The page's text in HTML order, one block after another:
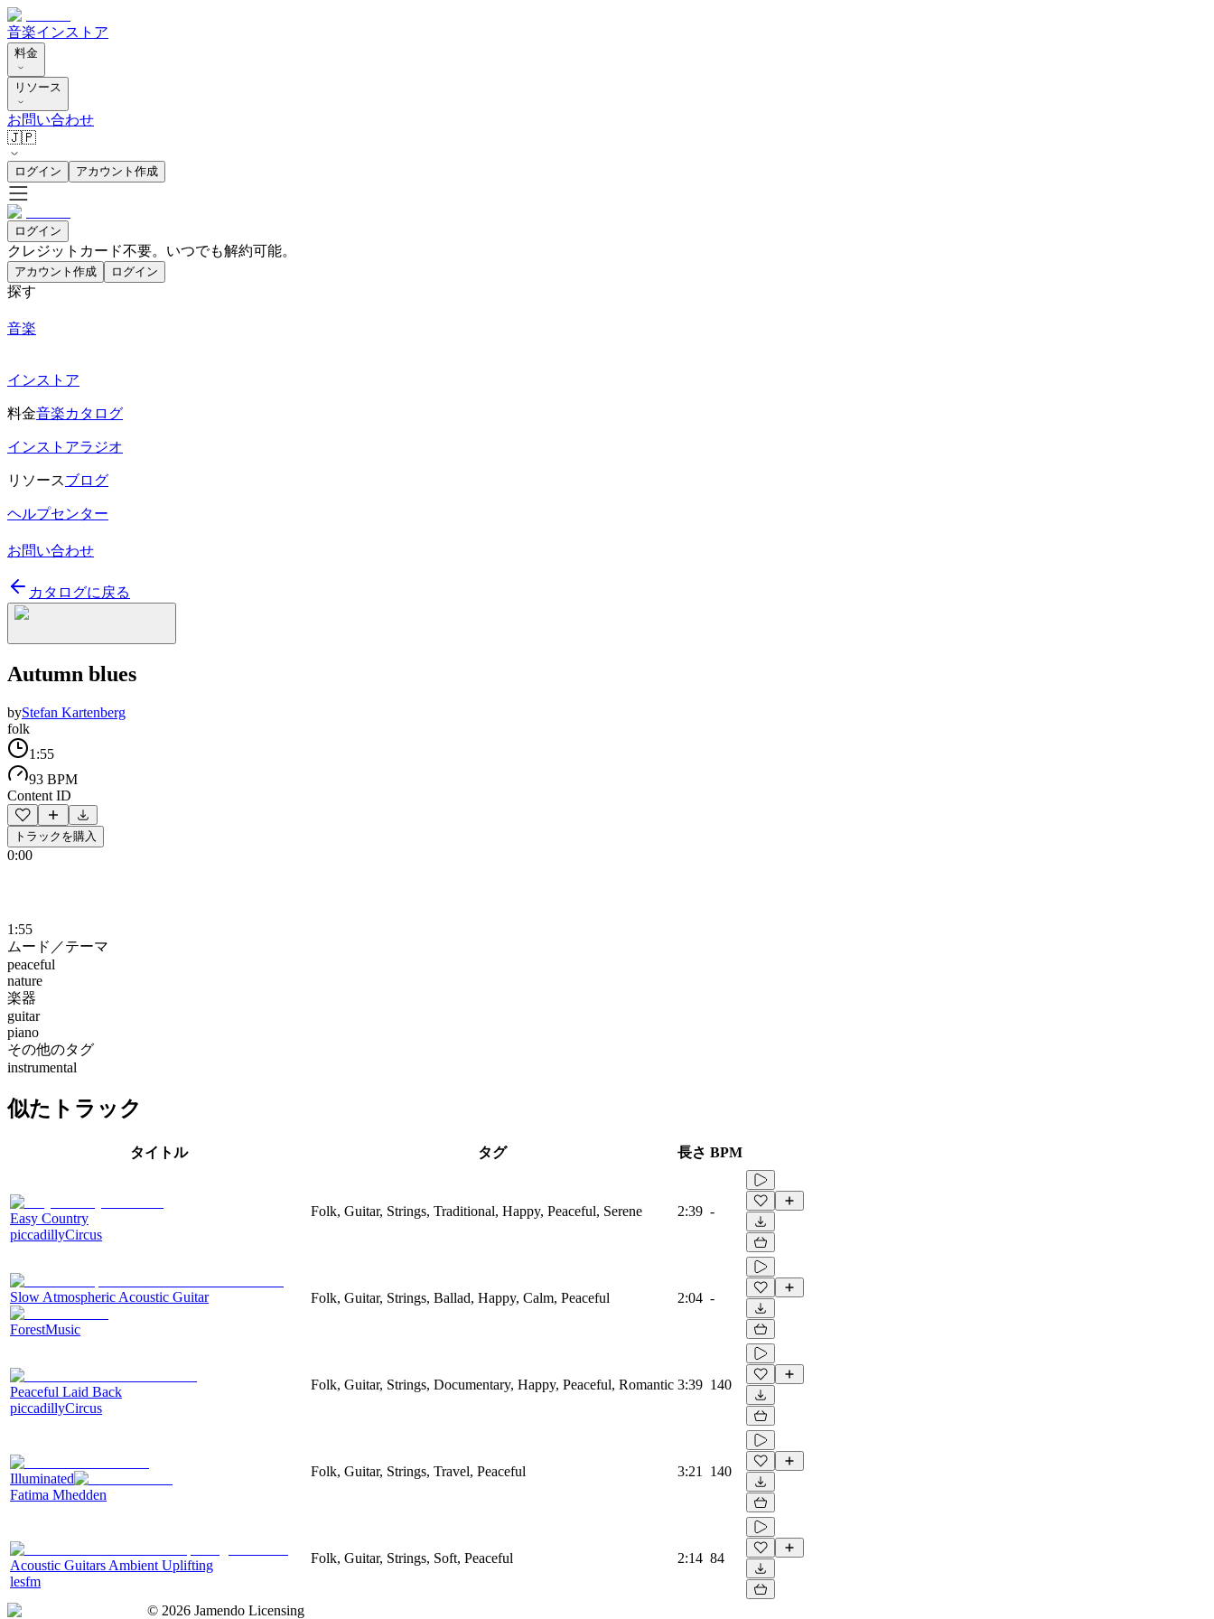
音楽インストア
料金
リソース
お問い合わせ
🇯🇵
ログイン アカウント作成
ログイン
クレジットカード不要。いつでも解約可能。
アカウント作成 ログイン
探す
音楽
インストア
料金音楽カタログ
インストアラジオ
リソースブログ
ヘルプセンター
お問い合わせ
カタログに戻る
Autumn blues
byStefan Kartenberg
folk
1:55
93 BPM
Content ID
トラックを購入
0:00
1:55
ムード／テーマ
peaceful
nature
楽器
guitar
piano
その他のタグ
instrumental
似たトラック
タイトル タグ 長さ BPM
Easy Country
piccadillyCircus
Folk, Guitar, Strings, Traditional, Happy, Peaceful, Serene 2:39 -
Slow Atmospheric Acoustic Guitar
ForestMusic
Folk, Guitar, Strings, Ballad, Happy, Calm, Peaceful 2:04 -
Peaceful Laid Back
piccadillyCircus
Folk, Guitar, Strings, Documentary, Happy, Peaceful, Romantic 3:39 140
Illuminated
Fatima Mhedden
Folk, Guitar, Strings, Travel, Peaceful 3:21 140
Acoustic Guitars Ambient Uplifting
lesfm
Folk, Guitar, Strings, Soft, Peaceful 2:14 84
© 2026 Jamendo Licensing